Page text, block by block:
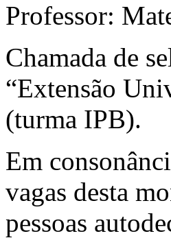
Professor:
Chamada de
“Extensão
(turma IPB).
Em
vagas desta
pessoas